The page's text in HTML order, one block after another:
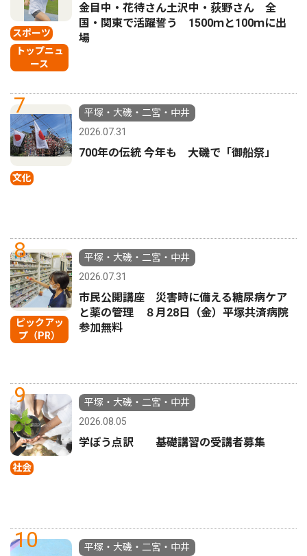
スポーツ
トップニュ
ース
金目中・花待さん土沢中・荻野さん 全
国・関東で活躍誓う 1500ｍと100ｍに出
場
7
文化
平塚・大磯・二宮・中井
2026.07.31
700年の伝統 今年も 大磯で「御船祭」
8
ピックアッ
プ（PR）
平塚・大磯・二宮・中井
2026.07.31
市民公開講座 災害時に備える糖尿病ケア
と薬の管理 ８月28日（金）平塚共済病院
参加無料
9
社会
平塚・大磯・二宮・中井
2026.08.05
学ぼう点訳 基礎講習の受講者募集
10 平塚・大磯・二宮・中井